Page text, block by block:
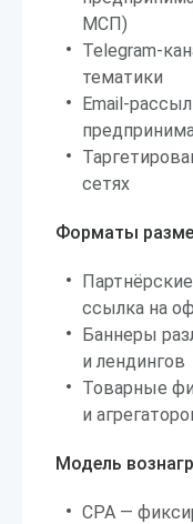
МСП)
Telegram-
тематики
Email-
сетях
Форматы
ссылка на
Баннеры
и лендингов
Товарные
и
Модель
CPA —